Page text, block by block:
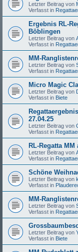
Letzter Beitrag von
Verfasst in
Ergebnis RL-
Böblingen
Letzter Beitrag von
Verfasst in
MM-
Letzter Beitrag von
Verfasst in
Micro Magic
Letzter Beitrag von
Verfasst in Biete
27.04.25
Letzter Beitrag von
Verfasst in
RL-Regatta
Letzter Beitrag von
Verfasst in
Schöne
Letzter Beitrag von
Verfasst in
MM-
Letzter Beitrag von
Verfasst in
Letzter Beitrag von
Verfasst in Biete